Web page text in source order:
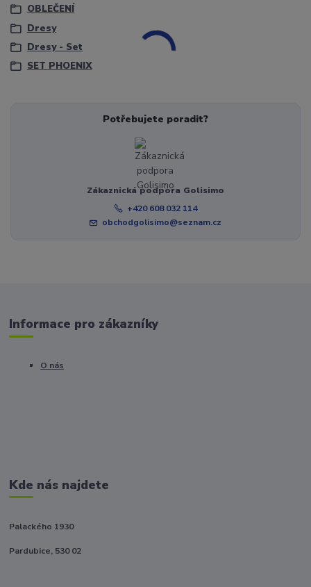
OBLEČENÍ
Dresy
Dresy - Set
SET PHOENIX
Potřebujete poradit?
Zákaznická podpora Golisimo
+420 608 032 114
obchodgolisimo@seznam.cz
Informace pro zákazníky
O nás
Kde nás najdete
Palackého 1930
Pardubice, 530 02